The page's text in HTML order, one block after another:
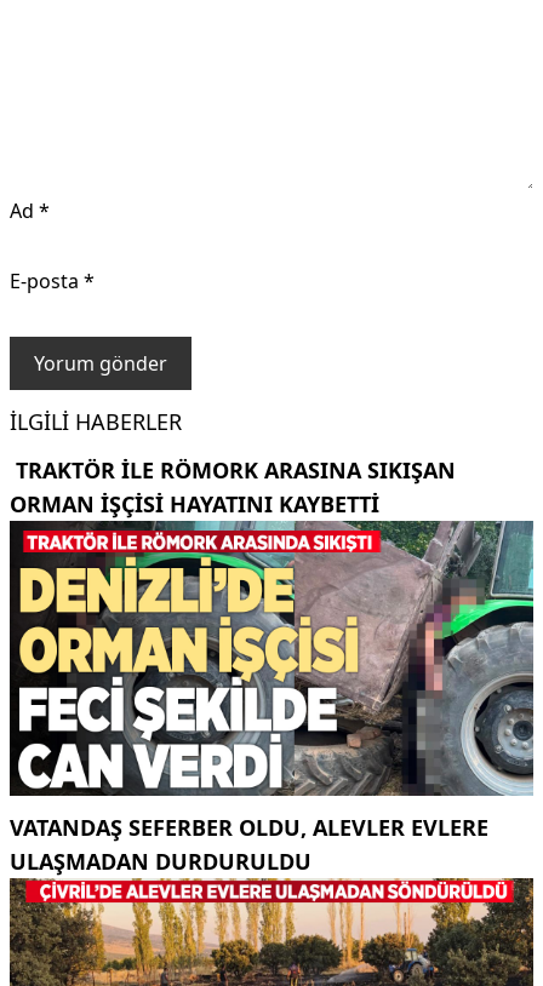
Ad *
E-posta *
İLGILI HABERLER
TRAKTÖR ILE RÖMORK ARASINA SIKIŞAN
ORMAN IŞÇISI HAYATINI KAYBETTI
VATANDAŞ SEFERBER OLDU, ALEVLER EVLERE
ULAŞMADAN DURDURULDU